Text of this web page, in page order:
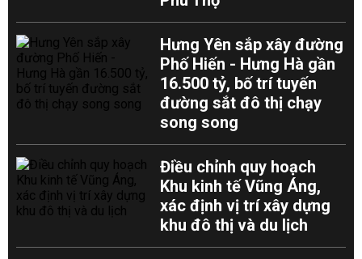
Hưng Yên sắp xây đường
Phố Hiến - Hưng Hà gần
16.500 tỷ, bố trí tuyến
đường sắt đô thị chạy
song song
Điều chỉnh quy hoạch
Khu kinh tế Vũng Áng,
xác định vị trí xây dựng
khu đô thị và du lịch